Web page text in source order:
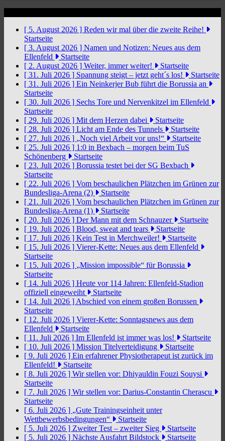
[ 5. August 2026 ] Reden wir mal über die zweite Reihe!
Startseite
[ 3. August 2026 ] Namen und Notizen: Neues aus dem
Ellenfeld
Startseite
[ 2. August 2026 ] Weiter, immer weiter!
Startseite
[ 31. Juli 2026 ] Spannung steigt – jetzt geht´s los!
Startseite
[ 31. Juli 2026 ] Ein Neinkerjer Bub führt die Borussia an
Startseite
[ 30. Juli 2026 ] Sechs Tore und Nervenkitzel im Ellenfeld
Startseite
[ 29. Juli 2026 ] Mit dem Herzen dabei
Startseite
[ 28. Juli 2026 ] Licht am Ende des Tunnels
Startseite
[ 27. Juli 2026 ] „Noch viel Arbeit vor uns!“
Startseite
[ 25. Juli 2026 ] 1:0 in Bexbach – morgen beim TuS
Schönenberg
Startseite
[ 23. Juli 2026 ] Borussia testet bei der SG Bexbach
Startseite
[ 22. Juli 2026 ] Vom beschaulichen Plätzchen im Grünen zur
Bundesliga-Arena (2)
Startseite
[ 21. Juli 2026 ] Vom beschaulichen Plätzchen im Grünen zur
Bundesliga-Arena (1)
Startseite
[ 20. Juli 2026 ] Der Mann mit dem Schnauzer
Startseite
[ 19. Juli 2026 ] Blood, sweat and tears
Startseite
[ 17. Juli 2026 ] Kein Test in Merchweiler!
Startseite
[ 15. Juli 2026 ] Vierer-Kette: Neues aus dem Ellenfeld
Startseite
[ 15. Juli 2026 ] „Mission impossible“ für Borussia
Startseite
[ 14. Juli 2026 ] Heute vor 114 Jahren: Ellenfeld-Stadion
offiziell eingeweiht
Startseite
[ 14. Juli 2026 ] Abschied von einem großen Borussen
Startseite
[ 12. Juli 2026 ] Vierer-Kette: Sonntagsnews aus dem
Ellenfeld
Startseite
[ 11. Juli 2026 ] Im Ellenfeld ist immer was los!
Startseite
[ 10. Juli 2026 ] Mission Titelverteidigung
Startseite
[ 9. Juli 2026 ] Ein erfahrener Physiotherapeut ist zurück im
Ellenfeld!
Startseite
[ 8. Juli 2026 ] Wir stellen vor: Dhiyauldin Fouzi Souysi
Startseite
[ 7. Juli 2026 ] Wir stellen vor: Darius-Constantin Cherascu
Startseite
[ 6. Juli 2026 ] „Gute Trainingseinheit unter
Wettbewerbsbedingungen“
Startseite
[ 5. Juli 2026 ] Zweiter Test – zweiter Sieg
Startseite
[ 5. Juli 2026 ] Nächste Ausfahrt Bildstock
Startseite